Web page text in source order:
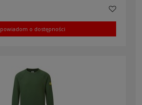
powiadom o dostępności